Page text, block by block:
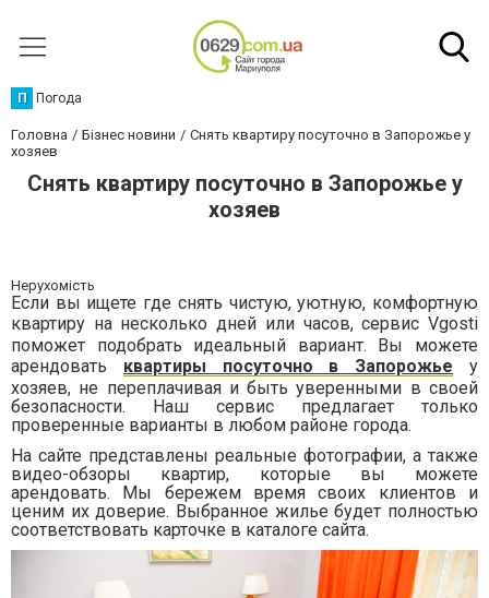
П Погода
Головна Бізнес новини
Снять квартиру посуточно в Запорожье у
хозяев
Снять квартиру посуточно в Запорожье у
хозяев
Нерухомість
Если вы ищете где снять чистую, уютную, комфортную
квартиру на несколько дней или часов, сервис Vgosti
поможет подобрать идеальный вариант. Вы можете
арендовать квартиры посуточно в Запорожье у
хозяев, не переплачивая и быть уверенными в своей
безопасности. Наш сервис предлагает только
проверенные варианты в любом районе города.
На сайте представлены реальные фотографии, а также
видео-обзоры квартир, которые вы можете
арендовать. Мы бережем время своих клиентов и
ценим их доверие. Выбранное жилье будет полностью
соответствовать карточке в каталоге сайта.